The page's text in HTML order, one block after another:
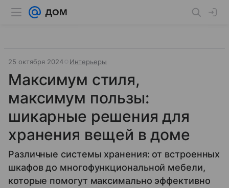
25 октября 2024 Интерьеры
Максимум стиля,
максимум пользы:
шикарные решения для
хранения вещей в доме
Различные системы хранения: от встроенных
шкафов до многофункциональной мебели,
которые помогут максимально эффективно